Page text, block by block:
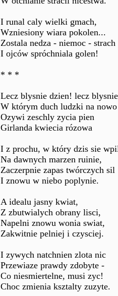
I runal caly wielki gmach,
Wzniesiony wiara pokolen...
Zostala nedza - niemoc - strach
I ojców spróchniala golen!
* * *
Lecz blysnie dzien! lecz
W którym duch ludzki na nowo
Ozywi zeschly zycia pien
Girlanda kwiecia rózowa
I z prochu, w który dzis sie
Na dawnych marzen ruinie,
Zaczerpnie zapas twórczych sil
I znowu w niebo poplynie.
A idealu jasny kwiat,
Z zbutwialych obrany lisci,
Napelni znowu wonia swiat,
Zakwitnie pelniej i czysciej.
I zywych natchnien zlota nic
Przewiaze prawdy zdobyte -
Co niesmiertelne, musi zyc!
Choc zmienia ksztalty zuzyte.